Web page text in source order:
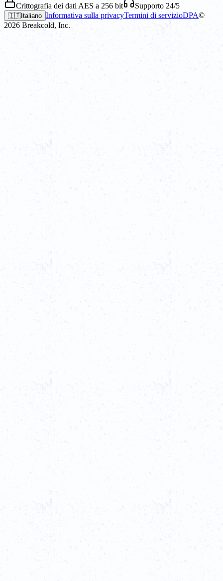
Crittografia dei dati AES a 256 bit Supporto 24/5
🇮🇹Italiano Informativa sulla privacyTermini di servizioDPA©
2026 Breakcold, Inc.